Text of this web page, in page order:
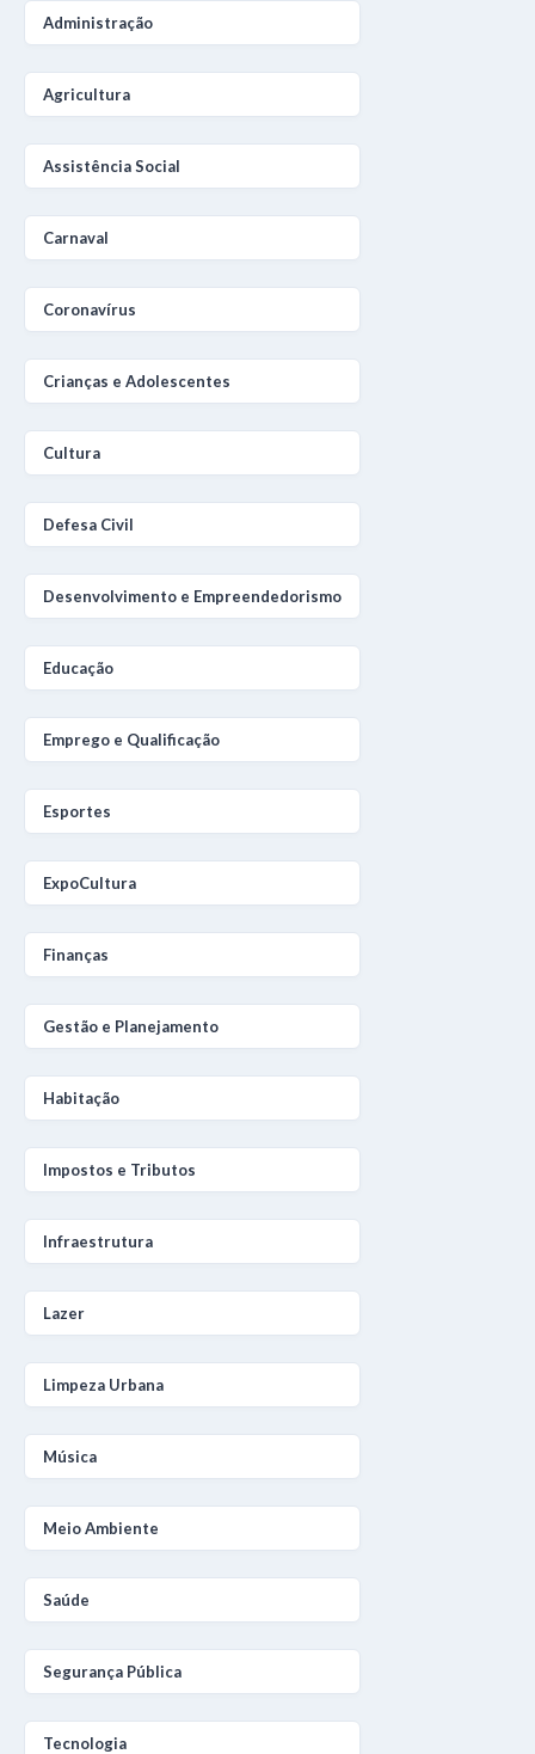
Administração
Agricultura
Assistência Social
Carnaval
Coronavírus
Crianças e Adolescentes
Cultura
Defesa Civil
Desenvolvimento e Empreendedorismo
Educação
Emprego e Qualificação
Esportes
ExpoCultura
Finanças
Gestão e Planejamento
Habitação
Impostos e Tributos
Infraestrutura
Lazer
Limpeza Urbana
Música
Meio Ambiente
Saúde
Segurança Pública
Tecnologia